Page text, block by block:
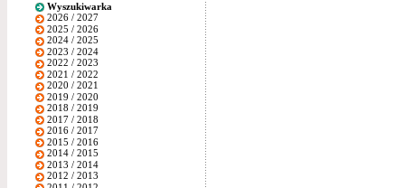
Wyszukiwarka
2026 / 2027
2025 / 2026
2024 / 2025
2023 / 2024
2022 / 2023
2021 / 2022
2020 / 2021
2019 / 2020
2018 / 2019
2017 / 2018
2016 / 2017
2015 / 2016
2014 / 2015
2013 / 2014
2012 / 2013